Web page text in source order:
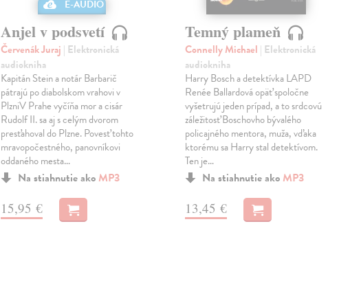
Anjel v podsvetí
Červenák Juraj | Elektronická
audiokniha
Kapitán Stein a notár Barbarič
pátrajú po diabolskom vrahovi v
PlzniV Prahe vyčíňa mor a cisár
Rudolf II. sa aj s celým dvorom
presťahoval do Plzne. Povesť tohto
mravopočestného, panovníkovi
oddaného mesta…
Na stiahnutie ako MP3
15,95 €
Temný plameň
Connelly Michael | Elektronická
audiokniha
Harry Bosch a detektívka LAPD
Renée Ballardová opäť spoločne
vyšetrujú jeden prípad, a to srdcovú
záležitosť Boschovho bývalého
policajného mentora, muža, vďaka
ktorému sa Harry stal detektívom.
Ten je…
Na stiahnutie ako MP3
13,45 €